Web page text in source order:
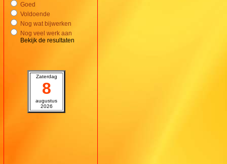
Goed
Voldoende
Nog wat bijwerken
Nog veel werk aan
Bekijk de resultaten
Zaterdag
8
augustus
2026